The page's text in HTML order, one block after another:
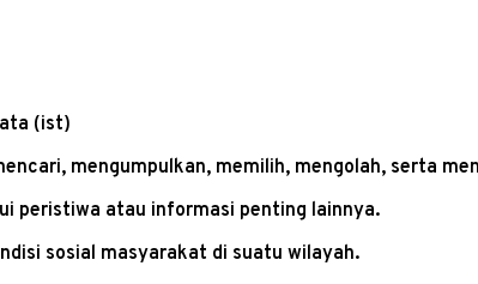
(ist)
mengumpulkan, memilih, mengolah, serta
peristiwa atau informasi penting lainnya.
sosial masyarakat di suatu wilayah.